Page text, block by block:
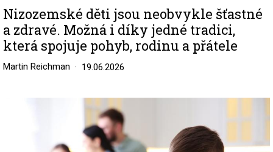
Nizozemské děti jsou neobvykle šťastné
a zdravé. Možná i díky jedné tradici,
která spojuje pohyb, rodinu a přátele
Martin Reichman 19.06.2026